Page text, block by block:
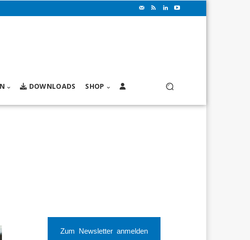
DOWNLOADS SHOP
Zum Newsletter anmelden